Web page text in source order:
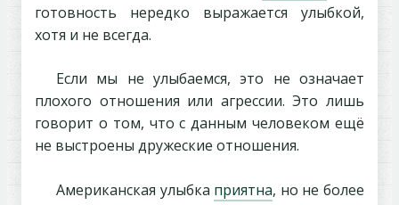
готовность нередко выражается улыбкой,
хотя и не всегда.
Если мы не улыбаемся, это не означает
плохого отношения или агрессии. Это лишь
говорит о том, что с данным человеком ещё
не выстроены дружеские отношения.
Американская улыбка приятна, но не более